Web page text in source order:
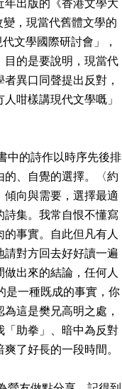
出版的《香港文學大
，現當代舊體文學的
文學國際研討會」，
目的是要說明，現當代
異口同聲提出反對，
咁樣講現代文學嘅」
中的詩作以時序先後排
、自覺的選擇。〈約
向與需要，選擇最適
集。我常自恨不懂寫
事實。自此但凡有人
對方回去好好讀一遍
做出來的結論，任何人
一種既成的事實，你
這是樊兄高明之處，
「助拳」、暗中為反對
了好長的一段時間。